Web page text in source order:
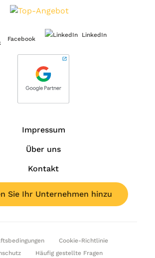
Facebook
LinkedIn
Impressum
Über uns
Kontakt
Sie Ihr Unternehmen hinzu
Cookie-Richtlinie
Häufig gestellte Fragen